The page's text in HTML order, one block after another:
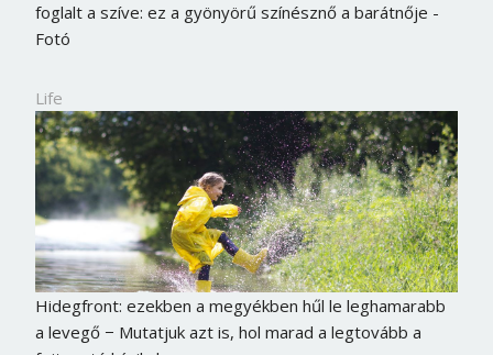
foglalt a szíve: ez a gyönyörű színésznő a barátnője -
Fotó
Life
Hidegfront: ezekben a megyékben hűl le leghamarabb
a levegő − Mutatjuk azt is, hol marad a legtovább a